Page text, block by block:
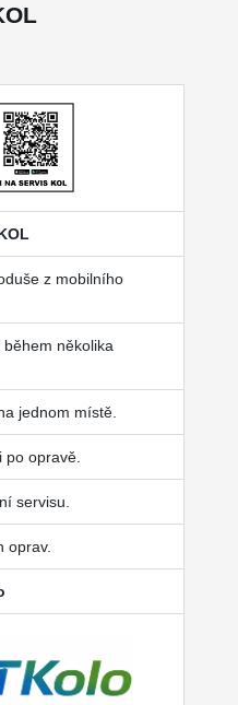
z mobilního
několika
jednom místě.
opravě.
servisu.
oprav.